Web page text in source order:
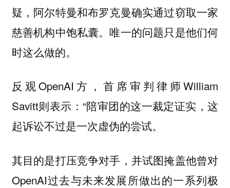
疑，阿尔特曼和布罗克曼确实通过窃取一家
慈善机构中饱私囊。唯一的问题只是他们何
时这么做的。
反观OpenAI方，首席审判律师William
Savitt则表示：“陪审团的这一裁定证实，这
起诉讼不过是一次虚伪的尝试。
其目的是打压竞争对手，并试图掩盖他曾对
OpenAI过去与未来发展所做出的一系列极